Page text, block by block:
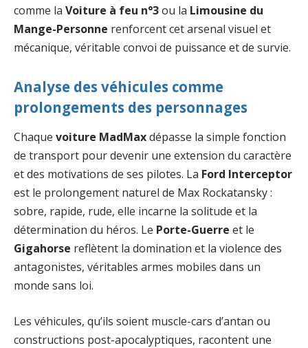
comme la Voiture à feu n°3ou la Limousine du
Mange-Personne renforcent cet arsenal visuel et
mécanique, véritable convoi de puissance et de survie.
Analyse des véhicules comme
prolongements des personnages
Chaque voiture MadMaxdépasse la simple fonction
de transport pour devenir une extension du caractère
et des motivations de ses pilotes. La Ford Interceptor
est le prolongement naturel de Max Rockatansky :
sobre, rapide, rude, elle incarne la solitude et la
détermination du héros. Le Porte-Guerre et le
Gigahorse reflètent la domination et la violence des
antagonistes, véritables armes mobiles dans un
monde sans loi.
Les véhicules, qu’ils soient muscle-cars d’antan ou
constructions post-apocalyptiques, racontent une